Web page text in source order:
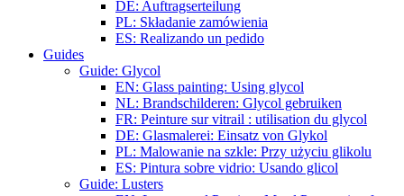
DE: Auftragserteilung
PL: Składanie zamówienia
ES: Realizando un pedido
Guides
Guide: Glycol
EN: Glass painting: Using glycol
NL: Brandschilderen: Glycol gebruiken
FR: Peinture sur vitrail : utilisation du glycol
DE: Glasmalerei: Einsatz von Glykol
PL: Malowanie na szkle: Przy użyciu glikolu
ES: Pintura sobre vidrio: Usando glicol
Guide: Lusters